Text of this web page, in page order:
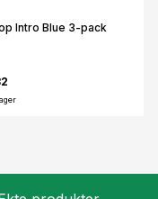
Intro Blue 3-pack